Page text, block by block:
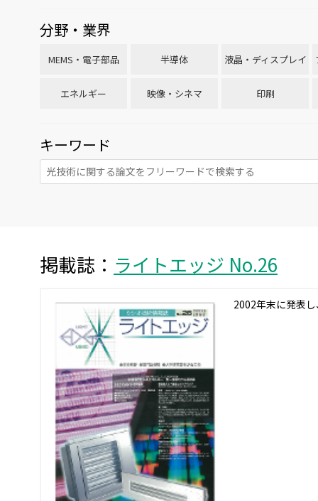
分野・業界
MEMS・電子部品 半導体 液晶・ディスプレイ
エネルギー 映像・シネマ 印刷
キーワード
掲載誌： ライトエッジ No.26
2002年末に発表